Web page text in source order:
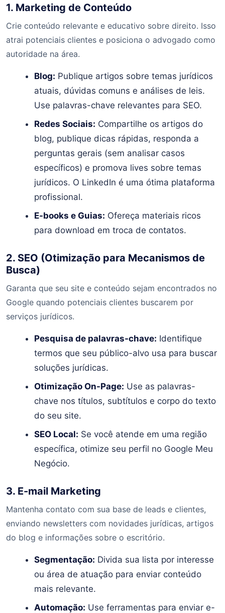
1. Marketing de Conteúdo
Crie conteúdo relevante e educativo sobre direito. Isso
atrai potenciais clientes e posiciona o advogado como
autoridade na área.
Blog: Publique artigos sobre temas jurídicos
atuais, dúvidas comuns e análises de leis.
Use palavras-chave relevantes para SEO.
Redes Sociais: Compartilhe os artigos do
blog, publique dicas rápidas, responda a
perguntas gerais (sem analisar casos
específicos) e promova lives sobre temas
jurídicos. O LinkedIn é uma ótima plataforma
profissional.
E-books e Guias: Ofereça materiais ricos
para download em troca de contatos.
2. SEO (Otimização para Mecanismos de
Busca)
Garanta que seu site e conteúdo sejam encontrados no
Google quando potenciais clientes buscarem por
serviços jurídicos.
Pesquisa de palavras-chave: Identifique
termos que seu público-alvo usa para buscar
soluções jurídicas.
Otimização On-Page: Use as palavras-
chave nos títulos, subtítulos e corpo do texto
do seu site.
SEO Local: Se você atende em uma região
específica, otimize seu perfil no Google Meu
Negócio.
3. E-mail Marketing
Mantenha contato com sua base de leads e clientes,
enviando newsletters com novidades jurídicas, artigos
do blog e informações sobre o escritório.
Segmentação: Divida sua lista por interesse
ou área de atuação para enviar conteúdo
mais relevante.
Automação: Use ferramentas para enviar e-